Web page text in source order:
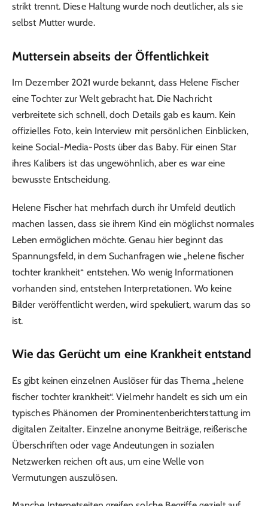
strikt trennt. Diese Haltung wurde noch deutlicher, als sie
selbst Mutter wurde.
Muttersein abseits der Öffentlichkeit
Im Dezember 2021 wurde bekannt, dass Helene Fischer
eine Tochter zur Welt gebracht hat. Die Nachricht
verbreitete sich schnell, doch Details gab es kaum. Kein
offizielles Foto, kein Interview mit persönlichen Einblicken,
keine Social-Media-Posts über das Baby. Für einen Star
ihres Kalibers ist das ungewöhnlich, aber es war eine
bewusste Entscheidung.
Helene Fischer hat mehrfach durch ihr Umfeld deutlich
machen lassen, dass sie ihrem Kind ein möglichst normales
Leben ermöglichen möchte. Genau hier beginnt das
Spannungsfeld, in dem Suchanfragen wie „helene fischer
tochter krankheit“ entstehen. Wo wenig Informationen
vorhanden sind, entstehen Interpretationen. Wo keine
Bilder veröffentlicht werden, wird spekuliert, warum das so
ist.
Wie das Gerücht um eine Krankheit entstand
Es gibt keinen einzelnen Auslöser für das Thema „helene
fischer tochter krankheit“. Vielmehr handelt es sich um ein
typisches Phänomen der Prominentenberichterstattung im
digitalen Zeitalter. Einzelne anonyme Beiträge, reißerische
Überschriften oder vage Andeutungen in sozialen
Netzwerken reichen oft aus, um eine Welle von
Vermutungen auszulösen.